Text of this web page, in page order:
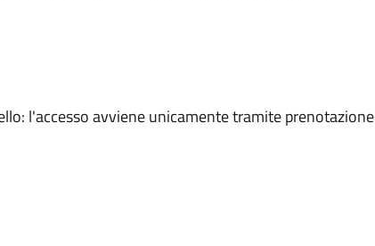
l'accesso avviene unicamente tramite prenotazione